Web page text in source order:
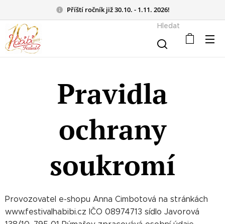
Příští ročník již 30.10. - 1.11. 2026!
Hledat
Pravidla
ochrany
soukromí
Provozovatel e-shopu Anna Cimbotová na stránkách
www.festivalhabibi.cz IČO 08974713 sídlo Javorová